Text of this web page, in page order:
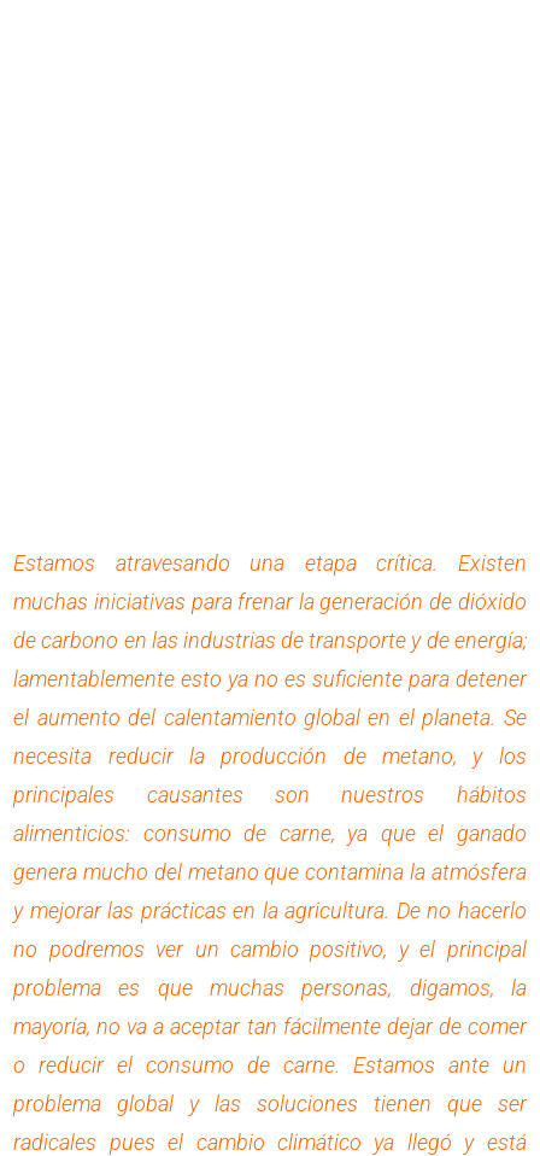
Estamos atravesando una etapa crítica. Existen
muchas iniciativas para frenar la generación de dióxido
de carbono en las industrias de transporte y de energía;
lamentablemente esto ya no es suficiente para detener
el aumento del calentamiento global en el planeta. Se
necesita reducir la producción de metano, y los
principales causantes son nuestros hábitos
alimenticios: consumo de carne, ya que el ganado
genera mucho del metano que contamina la atmósfera
y mejorar las prácticas en la agricultura. De no hacerlo
no podremos ver un cambio positivo, y el principal
problema es que muchas personas, digamos, la
mayoría, no va a aceptar tan fácilmente dejar de comer
o reducir el consumo de carne. Estamos ante un
problema global y las soluciones tienen que ser
radicales pues el cambio climático ya llegó y está